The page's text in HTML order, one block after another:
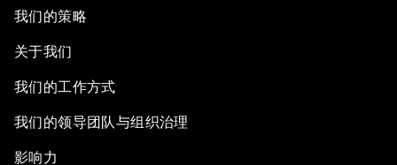
我们的策略
关于我们
我们的工作方式
我们的领导团队与组织治理
影响力